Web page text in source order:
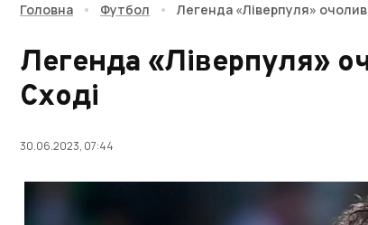
Головна • Футбол • Легенда «Ліверпуля»
Легенда «Ліверпуля»
Сході
30.06.2023, 07:44